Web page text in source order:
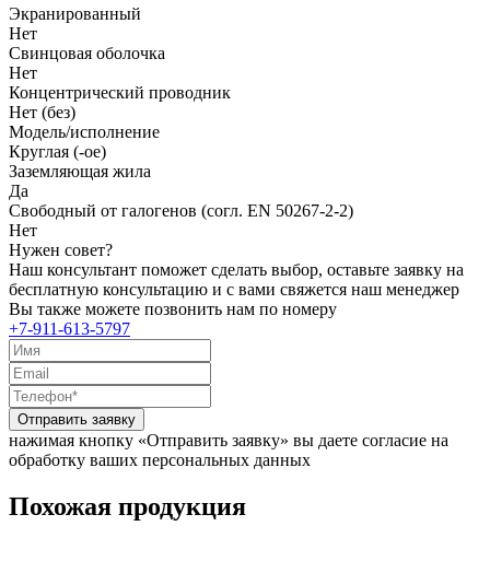
Экранированный
Нет
Свинцовая оболочка
Нет
Концентрический проводник
Нет (без)
Модель/исполнение
Круглая (-ое)
Заземляющая жила
Да
Свободный от галогенов (согл. EN 50267-2-2)
Нет
Нужен совет?
Наш консультант поможет сделать выбор, оставьте заявку на
бесплатную консультацию и с вами свяжется наш менеджер
Вы также можете позвонить нам по номеру
+7-911-613-5797
Отправить заявку
нажимая кнопку «Отправить заявку» вы даете согласие на
обработку ваших персональных данных
Похожая продукция